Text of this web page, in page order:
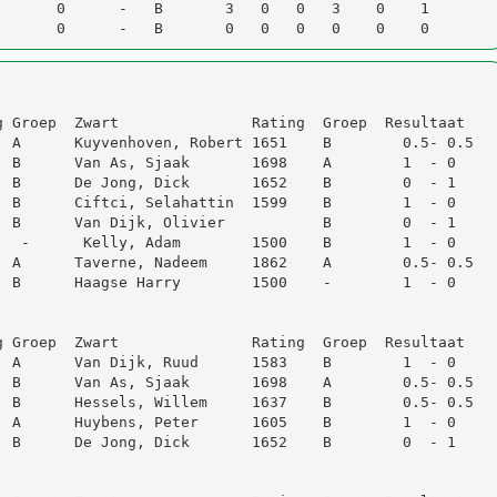
0      -   B       3   0   0   3    0    1